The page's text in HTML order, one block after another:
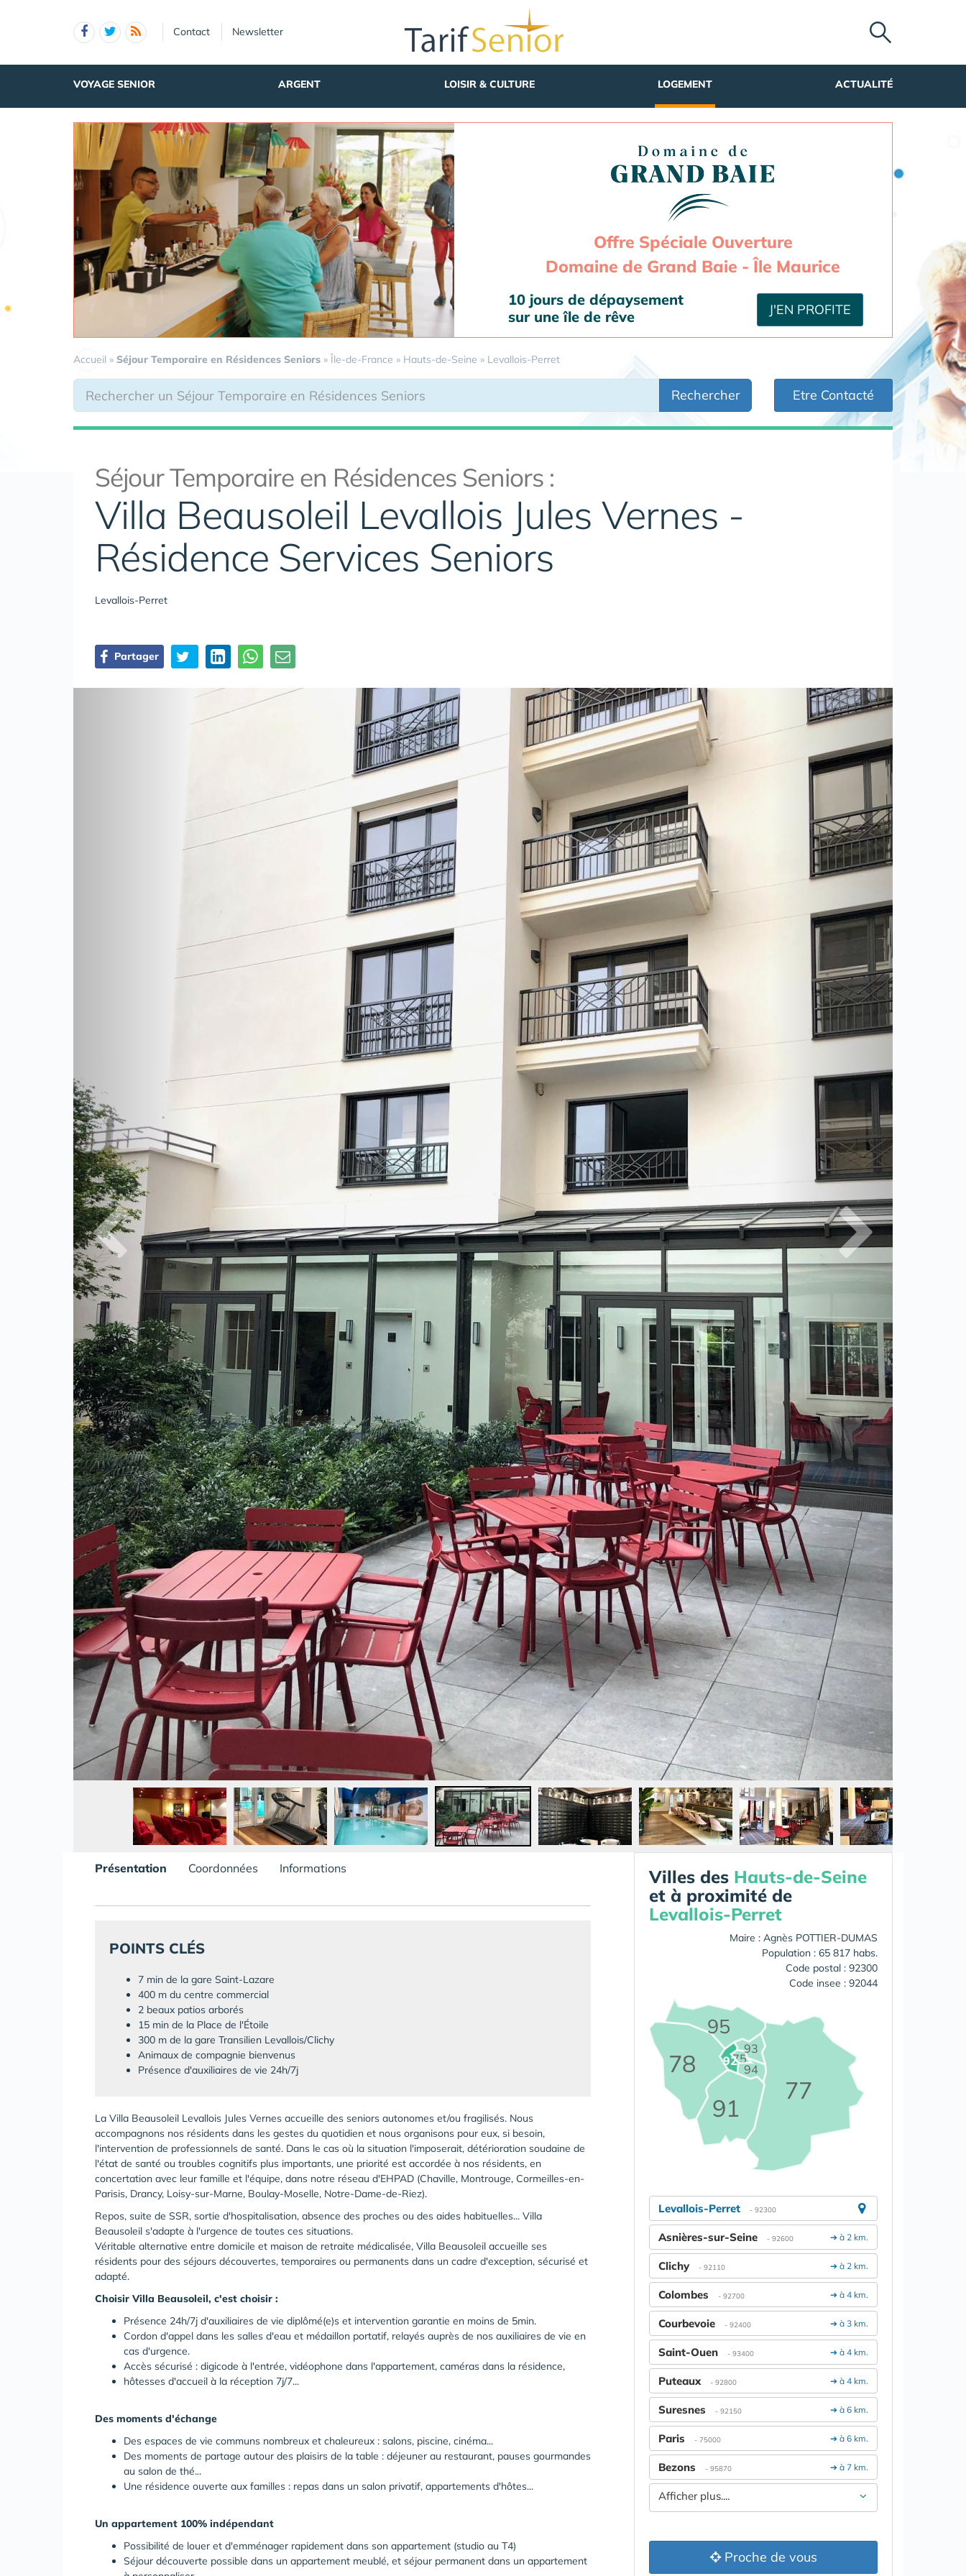
Contact Newsletter
VOYAGE SENIOR ARGENT LOISIR & CULTURE LOGEMENT ACTUALITÉ
Offre Spéciale Ouverture
Domaine de Grand Baie - Île Maurice
J'EN PROFITE
10 jours de dépaysement
sur une île de rêve
Accueil » Séjour Temporaire en Résidences Seniors » Île-de-France » Hauts-de-Seine » Levallois-Perret
Rechercher Etre Contacté
Séjour Temporaire en Résidences Seniors :
Villa Beausoleil Levallois Jules Vernes -
Résidence Services Seniors
Levallois-Perret
Partager
Présentation Coordonnées Informations
POINTS CLÉS
7 min de la gare Saint-Lazare
400 m du centre commercial
2 beaux patios arborés
15 min de la Place de l'Étoile
300 m de la gare Transilien Levallois/Clichy
Animaux de compagnie bienvenus
Présence d'auxiliaires de vie 24h/7j
La Villa Beausoleil Levallois Jules Vernes accueille des seniors autonomes et/ou fragilisés. Nous
accompagnons nos résidents dans les gestes du quotidien et nous organisons pour eux, si besoin,
l'intervention de professionnels de santé. Dans le cas où la situation l'imposerait, détérioration soudaine de
l'état de santé ou troubles cognitifs plus importants, une priorité est accordée à nos résidents, en
concertation avec leur famille et l'équipe, dans notre réseau d'EHPAD (Chaville, Montrouge, Cormeilles-en-
Parisis, Drancy, Loisy-sur-Marne, Boulay-Moselle, Notre-Dame-de-Riez).
Repos, suite de SSR, sortie d'hospitalisation, absence des proches ou des aides habituelles... Villa
Beausoleil s'adapte à l'urgence de toutes ces situations.
Véritable alternative entre domicile et maison de retraite médicalisée, Villa Beausoleil accueille ses
résidents pour des séjours découvertes, temporaires ou permanents dans un cadre d'exception, sécurisé et
adapté.
Choisir Villa Beausoleil, c'est choisir :
Présence 24h/7j d'auxiliaires de vie diplômé(e)s et intervention garantie en moins de 5min.
Cordon d'appel dans les salles d'eau et médaillon portatif, relayés auprès de nos auxiliaires de vie en
cas d'urgence.
Accès sécurisé : digicode à l'entrée, vidéophone dans l'appartement, caméras dans la résidence,
hôtesses d'accueil à la réception 7j/7...
Des moments d'échange
Des espaces de vie communs nombreux et chaleureux : salons, piscine, cinéma...
Des moments de partage autour des plaisirs de la table : déjeuner au restaurant, pauses gourmandes
au salon de thé...
Une résidence ouverte aux familles : repas dans un salon privatif, appartements d'hôtes...
Un appartement 100% indépendant
Possibilité de louer et d'emménager rapidement dans son appartement (studio au T4)
Séjour découverte possible dans un appartement meublé, et séjour permanent dans un appartement
Villes des Hauts-de-Seine
et à proximité de
Levallois-Perret
Maire : Agnès POTTIER-DUMAS
Population : 65 817 habs.
Code postal : 92300
Code insee : 92044
75
77
78
91
92
93
94
95
Levallois-Perret - 92300
➔ à 2 km.
Asnières-sur-Seine - 92600
➔ à 2 km.
Clichy - 92110
➔ à 4 km.
Colombes - 92700
➔ à 3 km.
Courbevoie - 92400
➔ à 4 km.
Saint-Ouen - 93400
➔ à 4 km.
Puteaux - 92800
➔ à 6 km.
Suresnes - 92150
➔ à 6 km.
Paris - 75000
➔ à 7 km.
Bezons - 95870
Afficher plus....
Proche de vous